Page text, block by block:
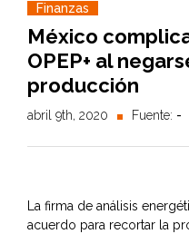
Finanzas
México
OPEP+ al
producción
abril 9th, 2020 Fuente: -
La firma de análisis
acuerdo para recortar la